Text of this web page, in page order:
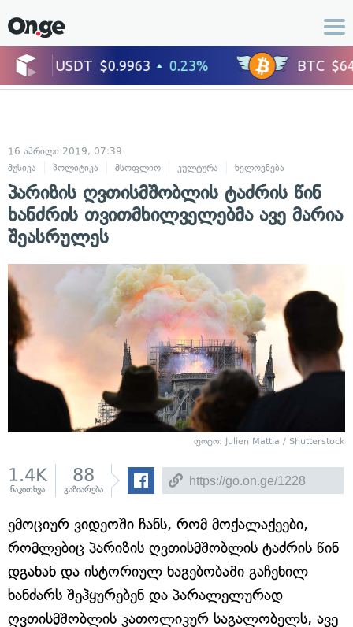
16 აპრილი 2019, 07:39
მუსიკა
პოლიტიკა მსოფლიო კულტურა ხელოვნება
პარიზის ღვთისმშობლის ტაძრის წინ
ხანძრის თვითმხილველებმა ავე მარია
შეასრულეს
ფოტო: Julien Mattia / Shutterstock
1.4K
წაკითხვა
88
გაზიარება
ემოციურ ვიდეოში ჩანს, რომ მოქალაქეები,
რომლებიც პარიზის ღვთისმშობლის ტაძრის წინ
დგანან და ისტორიულ ნაგებობაში გაჩენილ
ხანძარს შეჰყურებენ და პარალელურად
ღვთისმშობლის კათოლიკურ საგალობელს, ავე